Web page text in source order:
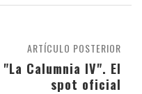
ARTÍCULO POSTERIOR
"La Calumnia IV". El
spot oficial